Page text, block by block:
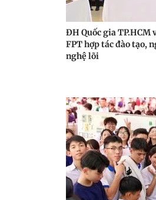
ĐH Quốc gia TP.HCM
FPT hợp tác đào tạo,
nghệ lõi